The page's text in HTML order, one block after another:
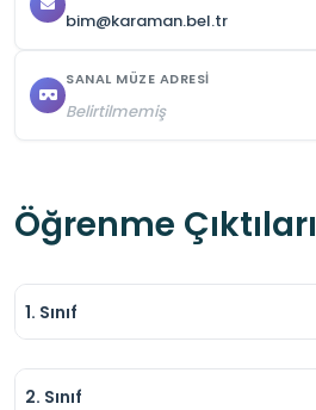
bim@karaman.bel.tr
SANAL MÜZE ADRESI
Belirtilmemiş
Öğrenme Çıktıları
1. Sınıf
2. Sınıf